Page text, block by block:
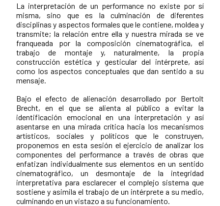
La interpretación de un performance no existe por sí
misma, sino que es la culminación de diferentes
disciplinas y aspectos formales que le contiene, moldea y
transmite; la relación entre ella y nuestra mirada se ve
franqueada por la composición cinematográfica, el
trabajo de montaje y, naturalmente, la propia
construcción estética y gesticular del intérprete, así
como los aspectos conceptuales que dan sentido a su
mensaje.
Bajo el efecto de alienación desarrollado por Bertolt
Brecht, en el que se alienta al público a evitar la
identificación emocional en una interpretación y así
asentarse en una mirada crítica hacia los mecanismos
artísticos, sociales y políticos que le construyen,
proponemos en esta sesión el ejercicio de analizar los
componentes del performance a través de obras que
enfatizan individualmente sus elementos en un sentido
cinematográfico, un desmontaje de la integridad
interpretativa para esclarecer el complejo sistema que
sostiene y asimila el trabajo de un intérprete a su medio,
culminando en un vistazo a su funcionamiento.